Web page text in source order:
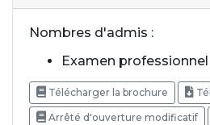
Nombres d'admis :
Examen professionnel :
Télécharger la brochure
Arrêté d'ouverture modificatif